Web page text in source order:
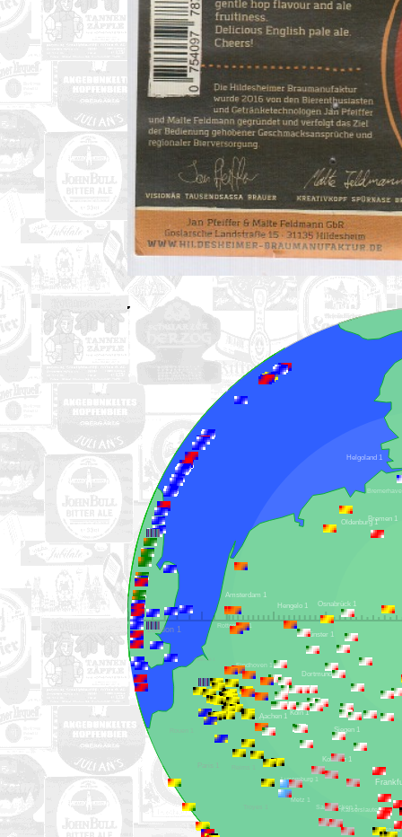
London 1
Amsterdam 1
Brüssel 1
Köln 1
Luxemburg 1
Bremen 1
Saarbrücken 1
Lille 1
Eindhoven 1
Rotterdam 1
Metz 1
Dortmund 1
Oldenburg 1
Osnabrück 1
Aachen 1
Münster 1
Siegen 1
Kaiserslautern 1
Koblenz 1
Helgoland 1
York 1
Hengelo 1
Lüttich 1